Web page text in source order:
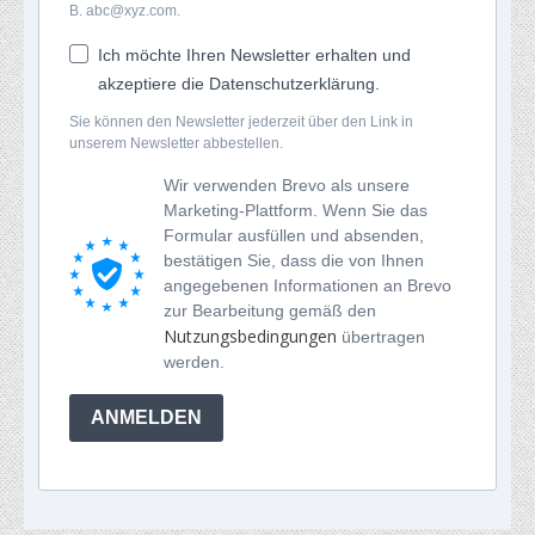
B. abc@xyz.com.
Ich möchte Ihren Newsletter erhalten und
akzeptiere die Datenschutzerklärung.
Sie können den Newsletter jederzeit über den Link in
unserem Newsletter abbestellen.
Wir verwenden Brevo als unsere
Marketing-Plattform. Wenn Sie das
Formular ausfüllen und absenden,
bestätigen Sie, dass die von Ihnen
angegebenen Informationen an Brevo
zur Bearbeitung gemäß den
Nutzungsbedingungen übertragen
werden.
ANMELDEN